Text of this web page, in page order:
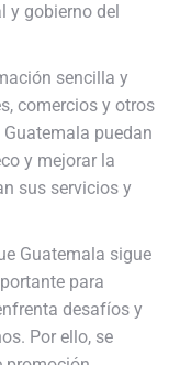
y gobierno del
sencilla y
comercios y otros
puedan
y mejorar la
sus servicios y
Guatemala sigue
para
desafíos y
Por ello, se